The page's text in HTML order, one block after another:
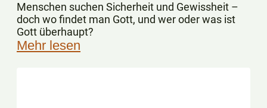
Menschen suchen Sicherheit und Gewissheit –
doch wo findet man Gott, und wer oder was ist
Gott überhaupt?
Mehr lesen